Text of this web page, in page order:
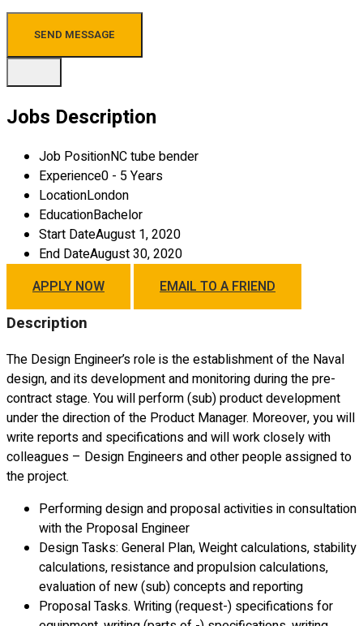
SEND MESSAGE
Jobs Description
Job PositionNC tube bender
Experience0 - 5 Years
LocationLondon
EducationBachelor
Start DateAugust 1, 2020
End DateAugust 30, 2020
APPLY NOW
EMAIL TO A FRIEND
Description
The Design Engineer’s role is the establishment of the Naval
design, and its development and monitoring during the pre-
contract stage. You will perform (sub) product development
under the direction of the Product Manager. Moreover, you will
write reports and specifications and will work closely with
colleagues – Design Engineers and other people assigned to
the project.
Performing design and proposal activities in consultation
with the Proposal Engineer
Design Tasks: General Plan, Weight calculations, stability
calculations, resistance and propulsion calculations,
evaluation of new (sub) concepts and reporting
Proposal Tasks. Writing (request-) specifications for